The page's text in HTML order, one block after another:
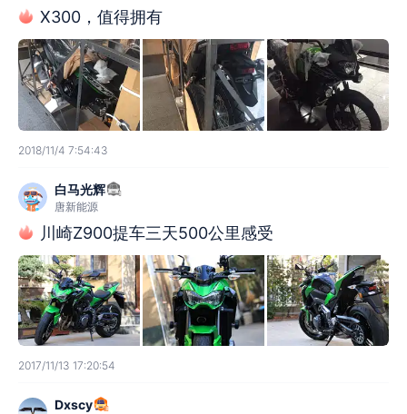
X300，值得拥有
2018/11/4 7:54:43
白马光辉
唐新能源
川崎Z900提车三天500公里感受
2017/11/13 17:20:54
Dxscy